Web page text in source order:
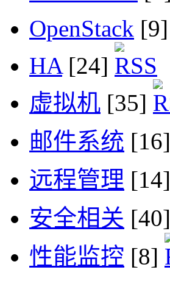
OpenStack [9]
HA[24]
虚拟机 [35]
邮件系统 [16]
远程管理 [14]
安全相关 [40]
性能监控 [8]